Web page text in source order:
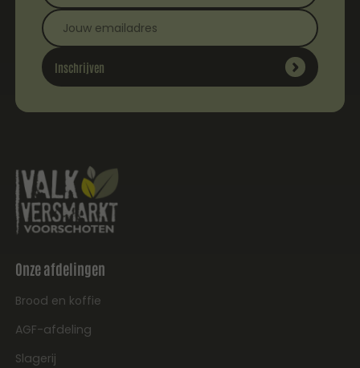
Inschrijven
Onze afdelingen
Brood en koffie
AGF-afdeling
Slagerij